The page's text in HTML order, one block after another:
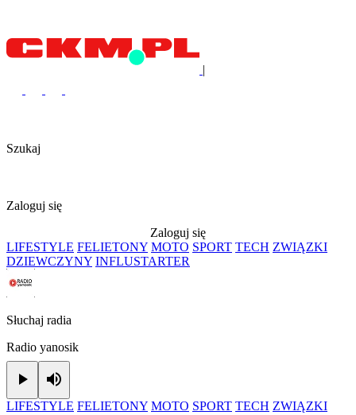
|
Szukaj
Zaloguj się
Zaloguj się
LIFESTYLE FELIETONY MOTO SPORT TECH ZWIĄZKI
DZIEWCZYNY INFLUSTARTER
Słuchaj radia
Radio yanosik
Play
LIFESTYLE FELIETONY MOTO SPORT TECH ZWIĄZKI